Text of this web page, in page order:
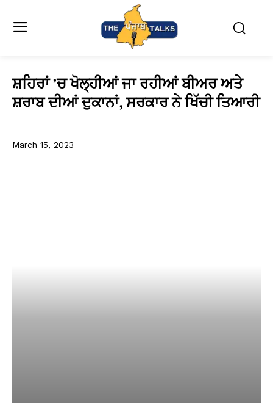
ਸ਼ਹਿਰਾਂ ’ਚ ਖੋਲ੍ਹੀਆਂ ਜਾ ਰਹੀਆਂ ਬੀਅਰ ਅਤੇ
ਸ਼ਰਾਬ ਦੀਆਂ ਦੁਕਾਨਾਂ, ਸਰਕਾਰ ਨੇ ਖਿੱਚੀ ਤਿਆਰੀ
March 15, 2023